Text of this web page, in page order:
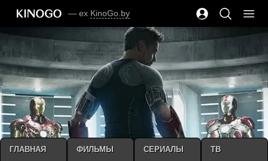
— ex KinoGo.by
ГЛАВНАЯ ФИЛЬМЫ СЕРИАЛЫ ТВ